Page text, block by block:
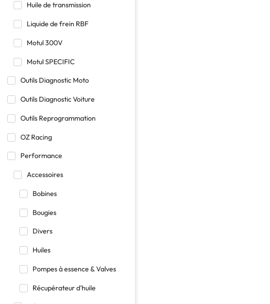
Huile de transmission
Liquide de frein RBF
Motul 300V
Motul SPECIFIC
Outils Diagnostic Moto
Outils Diagnostic Voiture
Outils Reprogrammation
OZ Racing
Performance
Accessoires
Bobines
Bougies
Divers
Huiles
Pompes à essence & Valves
Récupérateur d'huile